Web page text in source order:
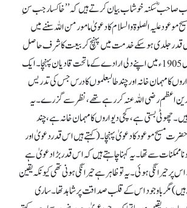
صاحبؓ سکنہ خوشاب بیان کرتے ہیں کہ ’’خاکسار جب سنِ
موعود علیہ الصلوۃ والسلام کا دعویٰ مامور من اللہ سننے میں
قدر جلدی ہو سکے خدمت میں پہنچ کر بیعت کا شرف حاصل
کرے۔ بفضلِ ایزدی سال 1905ء میں اپنے دلی ارادے کے ماتحت قادیان پہنچا۔ ایک
کا مہمان خانہ اور چند طالبعلموں کا درس جس کی تدریس
اعظم رضی اللہ عنہ کر رہے تھے، نظر سے گزرے۔ یہ
چھوٹی بستی ہے، کچی دیواروں کا مہمان خانہ ہے، چند
مسیح موعود کا دعویٰ پہنچا۔ (کہتے ہیں اس قدردعویٰ اور
ممکنات سے تھا۔ یہ کہنا چاہتے ہیں کہ اس قدر بڑا دعویٰ ہے
پر حیرانگی ہوئی۔ یہ تو ظاہر ہے حیرانگی ہونی تھی کیونکہ یقین
ہیں) مگر باوجود اس کے قلب صداقت پر شاہد تھا۔ ساری